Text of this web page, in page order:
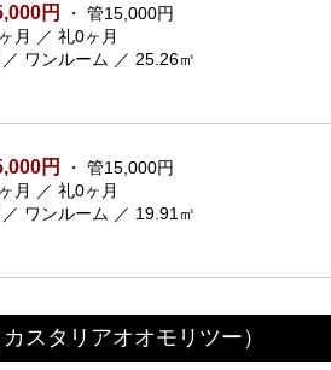
円
・ 管15,000円
月 ／ 礼0ヶ月
ワンルーム ／ 25.26㎡
円
・ 管15,000円
月 ／ 礼0ヶ月
ワンルーム ／ 19.91㎡
カスタリアオオモリツー）